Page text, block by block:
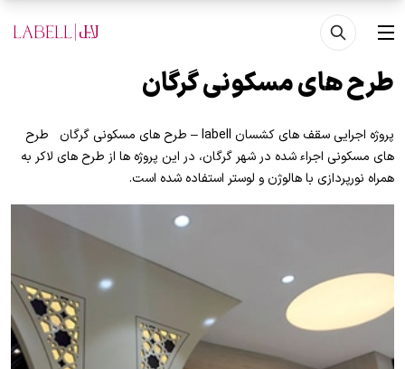
رفتن به محتوای اصلی
منو
طرح های مسکونی گرگان
پروژه اجرایی سقف های کشسان labell – طرح های مسکونی گرگان طرح
های مسکونی اجراء شده در شهر گرگان، در این پروژه ها از طرح های لاکر به
همراه نورپردازی با هالوژن و لوستر استفاده شده است.